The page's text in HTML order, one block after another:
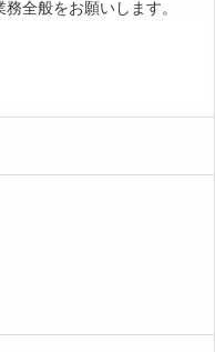
るよう様々な部品や商品
持ちになります！
れるので、安心して作業
、日々成長できます♪
全般をお願いします。
ますのでご安心ください！
護休暇を設けています。
ます。